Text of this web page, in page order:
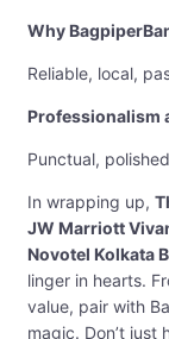
Why
Reliable, local,
Professionalism
Punctual,
In wrapping up,
JW Marriott
Novotel Kolkata
linger in hearts.
value, pair with
magic. Don’t just